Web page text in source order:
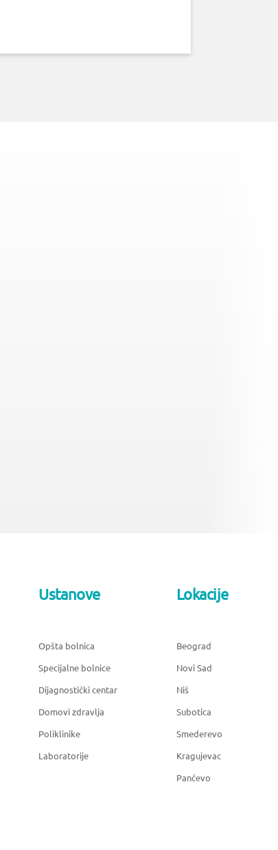
Ustanove
Opšta bolnica
Specijalne bolnice
Dijagnostički centar
Domovi zdravlja
Poliklinike
Laboratorije
Lokacije
Beograd
Novi Sad
Niš
Subotica
Smederevo
Kragujevac
Pančevo